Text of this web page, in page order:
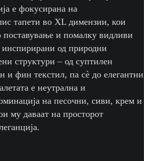
е фокусирана на
тапети во XL димензии, кои
поставување и помалку видливи
инспирирани од природни
структури – од суптилен
и фин текстил, па сè до елегантни
е неутрална и
на песочни, сиви, крем и
му даваат на просторот